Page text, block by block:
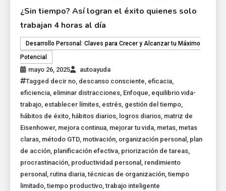
¿Sin tiempo? Así logran el éxito quienes solo
trabajan 4 horas al día
Desarrollo Personal: Claves para Crecer y Alcanzar tu Máximo
Potencial
mayo 26, 2025
autoayuda
Tagged decir no descanso consciente eficacia
eficiencia eliminar distracciones Enfoque equilibrio vida-
trabajo establecer límites estrés gestión del tiempo
hábitos de éxito hábitos diarios logros diarios matriz de
Eisenhower, mejora continua mejorar tu vida metas metas
claras método GTD motivación organización personal plan
de acción planificación efectiva priorización de tareas
procrastinación productividad personal rendimiento
personal rutina diaria ,técnicas de organización ,tiempo
limitado ,tiempo productivo ,trabajo inteligente